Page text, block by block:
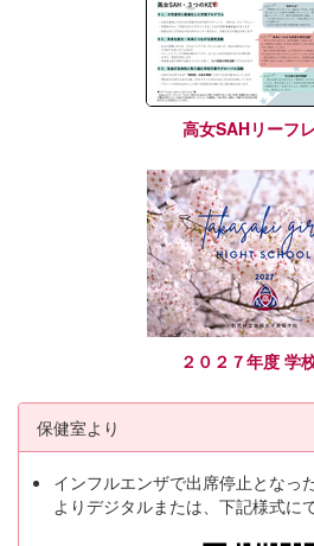
高女SAHリーフ
２０２７年度 学
保健室より
インフルエンザで出席停止となっ
よりデジタルまたは、下記様式に